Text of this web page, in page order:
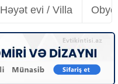
Həyət evi / Villa